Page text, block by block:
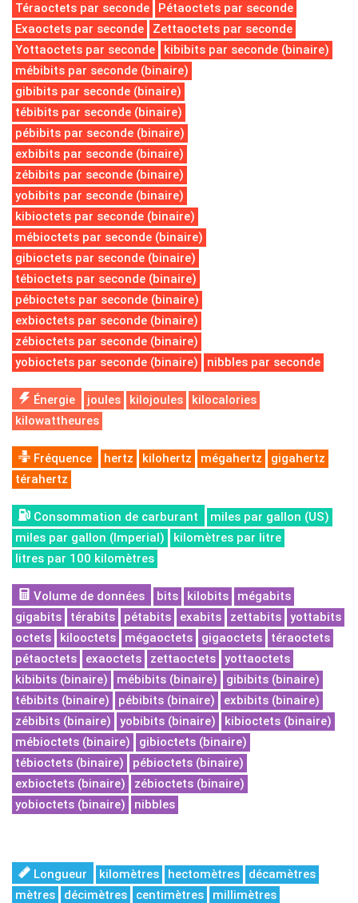
Téraoctets par seconde
Pétaoctets par seconde
Exaoctets par seconde
Zettaoctets par seconde
Yottaoctets par seconde
kibibits par seconde (binaire)
mébibits par seconde (binaire)
gibibits par seconde (binaire)
tébibits par seconde (binaire)
pébibits par seconde (binaire)
exbibits par seconde (binaire)
zébibits par seconde (binaire)
yobibits par seconde (binaire)
kibioctets par seconde (binaire)
mébioctets par seconde (binaire)
gibioctets par seconde (binaire)
tébioctets par seconde (binaire)
pébioctets par seconde (binaire)
exbioctets par seconde (binaire)
zébioctets par seconde (binaire)
yobioctets par seconde (binaire)
nibbles par seconde
Énergie joules kilojoules
kilocalories
kilowattheures
Fréquence hertz kilohertz mégahertz
gigahertz
térahertz
Consommation de carburant
miles par gallon (US)
miles par gallon (Imperial)
kilomètres par litre
litres par 100 kilomètres
Volume de données bits kilobits
mégabits
gigabits
térabits pétabits exabits zettabits
yottabits
octets
kilooctets mégaoctets gigaoctets
téraoctets
pétaoctets
exaoctets zettaoctets
yottaoctets
kibibits (binaire)
mébibits (binaire)
gibibits (binaire)
tébibits (binaire)
pébibits (binaire)
exbibits (binaire)
zébibits (binaire)
yobibits (binaire)
kibioctets (binaire)
mébioctets (binaire)
gibioctets (binaire)
tébioctets (binaire)
pébioctets (binaire)
exbioctets (binaire)
zébioctets (binaire)
yobioctets (binaire)
nibbles
Longueur kilomètres hectomètres
décamètres
mètres
décimètres centimètres
millimètres